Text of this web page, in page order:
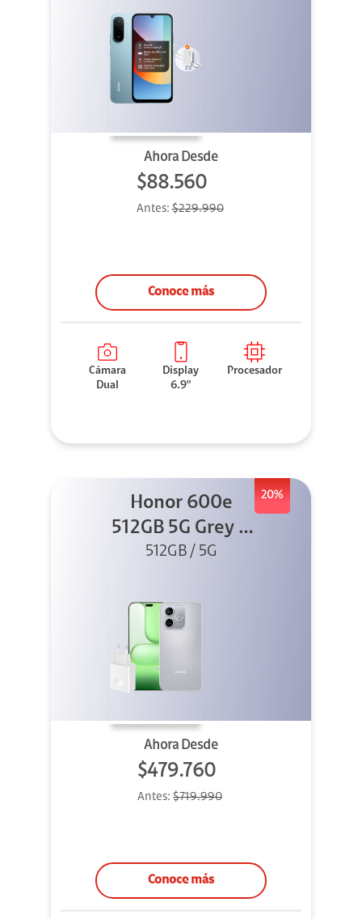
Ahora Desde
$88.560
Antes:$229.990
Conoce más
Cámara
Dual
Display
6.9"
Procesador
20%
Honor 600e
512GB 5G Grey +
45W
512GB / 5G
Ahora Desde
$479.760
Antes: $719.990
Conoce más